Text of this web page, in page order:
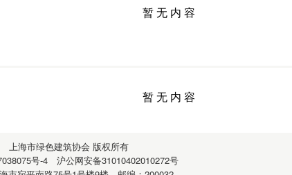
暂 无 内 容
暂 无 内 容
上海市绿色建筑协会 版权所有
号-4沪公网安备31010402010272号